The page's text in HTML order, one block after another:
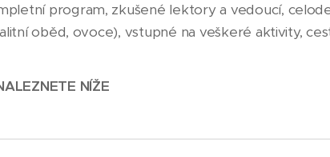
program, zkušené lektory a vedoucí,
oběd, ovoce), vstupné na veškeré aktivity,
NÍŽE